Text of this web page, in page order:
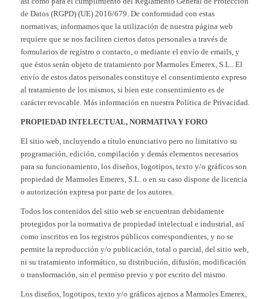
de Datos (RGPD) (UE) 2016/679. De conformidad con estas
normativas, informamos que la utilización de nuestra página web
requiere que se nos faciliten ciertos datos personales a través de
formularios de registro o contacto, o mediante el envío de emails, y
que éstos serán objeto de tratamiento por Marmoles Emerex, S.L.. El
envío de estos datos personales constituye el consentimiento expreso
al tratamiento de los mismos, si bien este consentimiento es de
carácter revocable. Más información en nuestra Política de Privacidad.
PROPIEDAD INTELECTUAL, NORMATIVA Y FORO
El sitio web, incluyendo a título enunciativo pero no limitativo su
programación, edición, compilación y demás elementos necesarios
para su funcionamiento, los diseños, logotipos, texto y/o gráficos son
propiedad de Marmoles Emerex, S.L. o en su caso dispone de licencia
o autorización expresa por parte de los autores.
Todos los contenidos del sitio web se encuentran debidamente
protegidos por la normativa de propiedad intelectual e industrial, así
como inscritos en los registros públicos correspondientes, y no se
permite la reproducción y/o publicación, total o parcial, del sitio web,
ni su tratamiento informático, su distribución, difusión, modificación
o transformación, sin el permiso previo y por escrito del mismo.
Los diseños, logotipos, texto y/o gráficos ajenos a Marmoles Emerex,